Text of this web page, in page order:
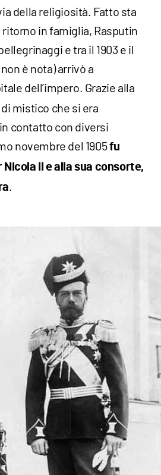
della religiosità. Fatto sta
in famiglia, Rasputin
e tra il 1903 e il
è nota) arrivò a
dell’impero. Grazie alla
mistico che si era
contatto con diversi
novembre del 1905fu
II e alla sua consorte,